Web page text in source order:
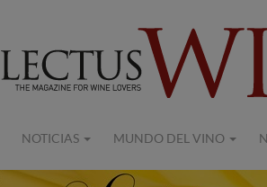
NOTICIAS MUNDO DEL VINO